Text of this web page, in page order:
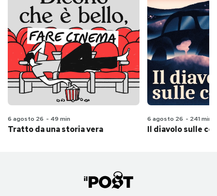
6 agosto 26 - 49 min
Tratto da una storia vera
6 agosto 26 - 241 min
Il diavolo sulle